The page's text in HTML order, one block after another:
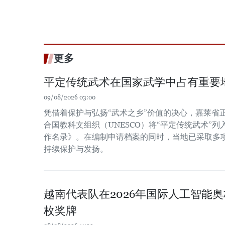
更多
平定传统武术在国家武学中占有重要
09/08/2026 03:00
凭借着保护与弘扬“武术之乡”价值的决心，嘉莱省
合国教科文组织（UNESCO）将“平定传统武术”
作名录》。在编制申请档案的同时，当地已采取多
持续保护与发扬。
越南代表队在2026年国际人工智能
枚奖牌